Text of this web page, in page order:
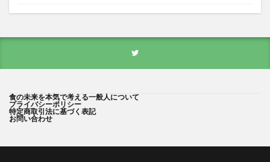
食の未来を本気で考える一般人について
プライバシーポリシー
特定商取引法に基づく表記
お問い合わせ